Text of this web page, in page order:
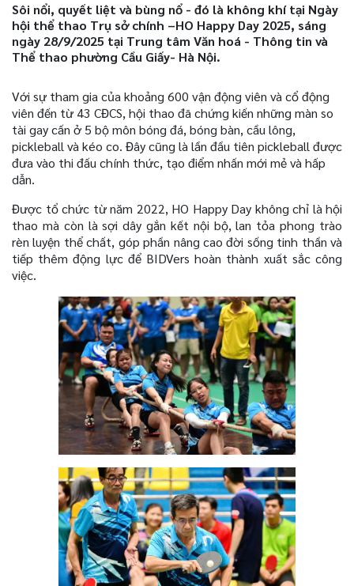
​​​​​​​Sôi nổi, quyết liệt và bùng nổ - đó là không khí tại Ngày
hội thể thao Trụ sở chính –HO Happy Day 2025, sáng
ngày 28/9/2025 tại Trung tâm Văn hoá - Thông tin và
Thể thao phường Cầu Giấy- Hà Nội.
Với sự tham gia của khoảng 600 vận động viên và cổ động
viên đến từ 43 CĐCS, hội thao đã chứng kiến những màn so
tài gay cấn ở 5 bộ môn bóng đá, bóng bàn, cầu lông,
pickleball và kéo co. Đây cũng là lần đầu tiên pickleball được
đưa vào thi đấu chính thức, tạo điểm nhấn mới mẻ và hấp
dẫn.
Được tổ chức từ năm 2022, HO Happy Day không chỉ là hội
thao mà còn là sợi dây gắn kết nội bộ, lan tỏa phong trào
rèn luyện thể chất, góp phần nâng cao đời sống tinh thần và
tiếp thêm động lực để BIDVers hoàn thành xuất sắc công
việc.